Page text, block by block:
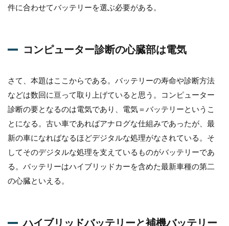
1.5
バッ
補機
バッ
テリ
ー
1.6
補機
バッ
テリ
ーを
交換
する
件に合わせてバッテリーを選ぶ必要がある。
コンピューター診断の心臓部は電気
さて、本題はここからである。バッテリーの寿命や診断方法
などは数回に亘って取り上げていると思う。コンピューター
診断の要となるのは電気であり、電気＝バッテリーというこ
とになる。古い車であればアナログな仕組みであったが、最
新の車になればなるほどデジタルな処理がなされている。そ
してそのデジタルな処理を支えているものがバッテリーであ
る。バッテリーはハイブリッドカーを含めた最新車種の第二
の心臓といえる。
ハイブリッドバッテリーと補機バッテリー